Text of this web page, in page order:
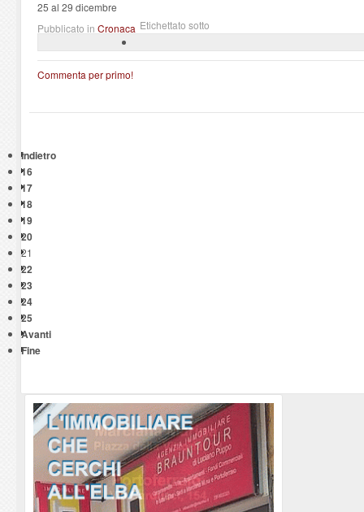
25 al 29 dicembre
Pubblicato in Cronaca Etichettato sotto
Commenta per primo!
Indietro
16
17
18
19
20
21
22
23
24
25
Avanti
Fine